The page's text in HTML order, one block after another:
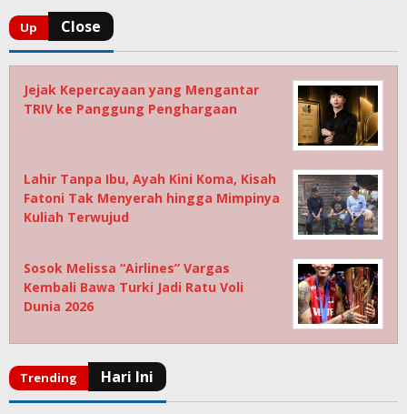
Jejak Kepercayaan yang Mengantar
TRIV ke Panggung Penghargaan
Lahir Tanpa Ibu, Ayah Kini Koma, Kisah
Fatoni Tak Menyerah hingga Mimpinya
Kuliah Terwujud
Sosok Melissa “Airlines” Vargas
Kembali Bawa Turki Jadi Ratu Voli
Dunia 2026